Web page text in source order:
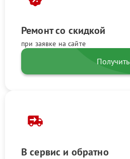
Ремонт со скидкой
при заявке на сайте
Получить
В сервис и обратно